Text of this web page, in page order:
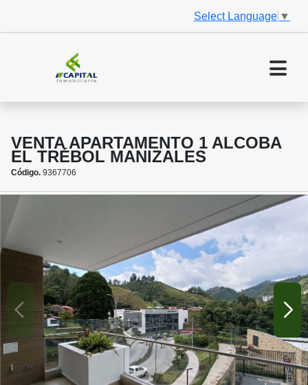
Select Language ▼
VENTA APARTAMENTO 1 ALCOBA
EL TRÉBOL MANIZALES
Código. 9367706